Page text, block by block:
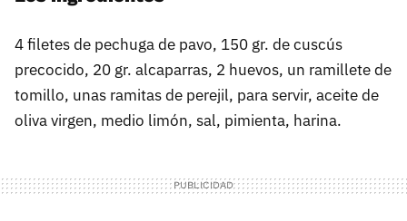
4 filetes de pechuga de pavo, 150 gr. de cuscús
precocido, 20 gr. alcaparras, 2 huevos, un ramillete de
tomillo, unas ramitas de perejil, para servir, aceite de
oliva virgen, medio limón, sal, pimienta, harina.